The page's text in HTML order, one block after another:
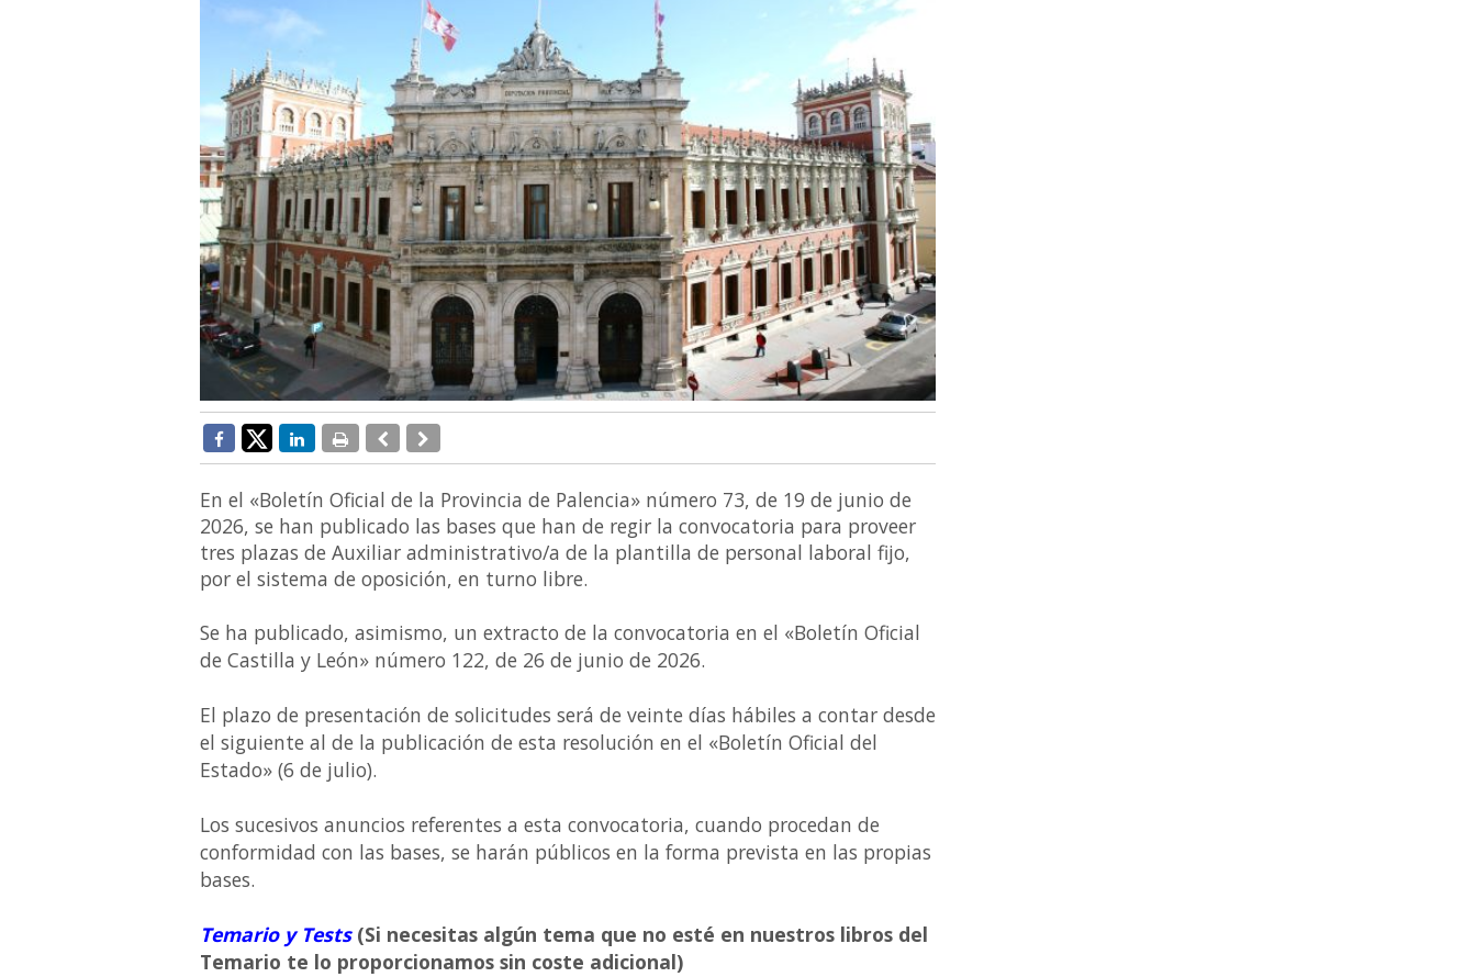
En el «Boletín Oficial de la Provincia de Palencia» número 73, de 19 de junio de
2026, se han publicado las bases que han de regir la convocatoria para proveer
tres plazas de Auxiliar administrativo/a de la plantilla de personal laboral fijo,
por el sistema de oposición, en turno libre.
Se ha publicado, asimismo, un extracto de la convocatoria en el «Boletín Oficial
de Castilla y León» número 122, de 26 de junio de 2026.
El plazo de presentación de solicitudes será de veinte días hábiles a contar desde
el siguiente al de la publicación de esta resolución en el «Boletín Oficial del
Estado» (6 de julio).
Los sucesivos anuncios referentes a esta convocatoria, cuando procedan de
conformidad con las bases, se harán públicos en la forma prevista en las propias
bases.
Temario y Tests (Si necesitas algún tema que no esté en nuestros libros del
Temario te lo proporcionamos sin coste adicional)